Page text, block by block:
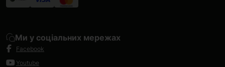
Ми у соціальних мережах
Facebook
Youtube